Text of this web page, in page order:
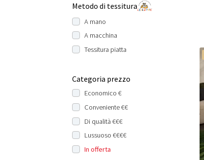
Metodo di tessitura
A mano
A macchina
Tessitura piatta
Categoria prezzo
Economico €
Conveniente €€
Di qualità €€€
Lussuoso €€€€
In offerta